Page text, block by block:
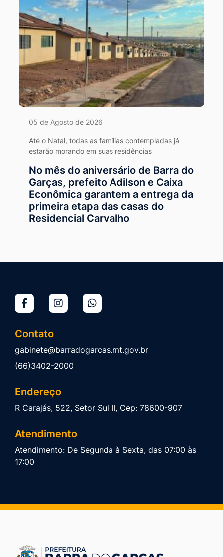
05 de Agosto de 2026
Até o Natal, todas as famílias contempladas já
estarão morando em suas residências
No mês do aniversário de Barra do
Garças, prefeito Adilson e Caixa
Econômica garantem a entrega da
primeira etapa das casas do
Residencial Carvalho
Contato
gabinete@barradogarcas.mt.gov.br
(66)3402-2000
Endereço
R Carajás, 522, Setor Sul II, Cep: 78600-907
Atendimento
Atendimento: De Segunda à Sexta, das 07:00 às
17:00